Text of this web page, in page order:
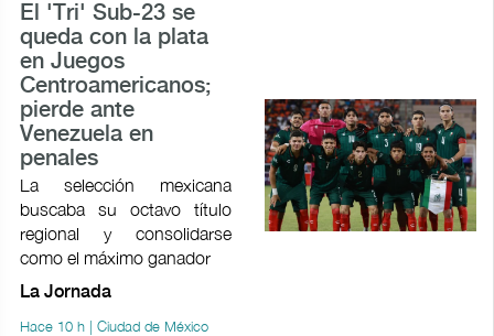
El 'Tri' Sub-23 se
queda con la plata
en Juegos
Centroamericanos;
pierde ante
Venezuela en
penales
La selección mexicana
buscaba su octavo título
regional y consolidarse
como el máximo ganador
La Jornada
Hace 10 h | Ciudad de México